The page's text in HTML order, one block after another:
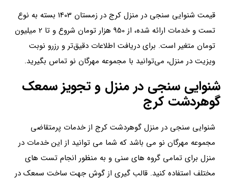
قیمت شنوایی سنجی در منزل کرج در زمستان 1403 بسته به نوع
تست‌ و خدمات ارائه شده، از 950 هزار تومان شروع و تا 2 میلیون
تومان متغیر است. برای دریافت اطلاعات دقیق‌تر و رزرو نوبت
ویزیت در منزل، می‌توانید با مجموعه مهرگان نو تماس بگیرید.
شنوایی سنجی در منزل و تجویز سمعک
گوهردشت کرج
شنوایی سنجی در منزل گوهردشت کرج از خدمات پرمتقاضی
مجموعه مهرگان نو می باشد که شما می توانید از این خدمات در
منزل برای تمامی گروه های سنی و به منظور انجام تست های
مختلف استفاده کنید. قالب گیری از گوش جهت ساخت سمعک در